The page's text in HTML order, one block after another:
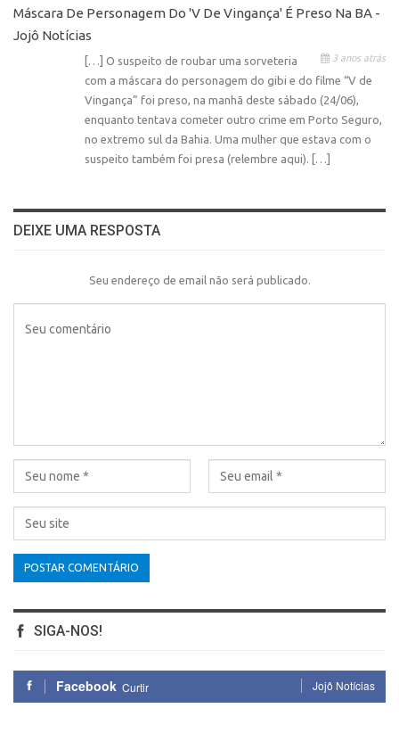
Máscara De Personagem Do 'V De Vingança' É Preso Na BA -
Jojô Notícias
3 anos atrás
[…] O suspeito de roubar uma sorveteria
com a máscara do personagem do gibi e do filme “V de
Vingança” foi preso, na manhã deste sábado (24/06),
enquanto tentava cometer outro crime em Porto Seguro,
no extremo sul da Bahia. Uma mulher que estava com o
suspeito também foi presa (relembre aqui). […]
DEIXE UMA RESPOSTA
Seu endereço de email não será publicado.
SIGA-NOS!
Facebook Curtir Jojô Notícias